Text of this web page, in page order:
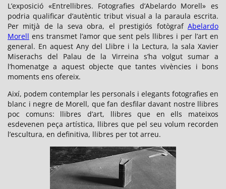
L’exposició «Entrellibres. Fotografies d’Abelardo Morell» es
podria qualificar d’autèntic tribut visual a la paraula escrita.
Per mitjà de la seva obra, el prestigiós fotògraf Abelardo
Morell ens transmet l’amor que sent pels llibres i per l’art en
general. En aquest Any del Llibre i la Lectura, la sala Xavier
Miserachs del Palau de la Virreina s’ha volgut sumar a
l’homenatge a aquest objecte que tantes vivències i bons
moments ens ofereix.
Així, podem contemplar les personals i elegants fotografies en
blanc i negre de Morell, que fan desfilar davant nostre llibres
poc comuns: llibres d’art, llibres que en ells mateixos
esdevenen peça artística, llibres que pel seu volum recorden
l’escultura, en definitiva, llibres per tot arreu.